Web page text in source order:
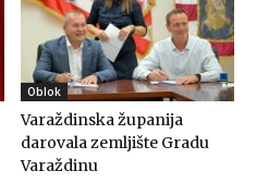
Oblok
Varaždinska županija
darovala zemljište Gradu
Varaždinu